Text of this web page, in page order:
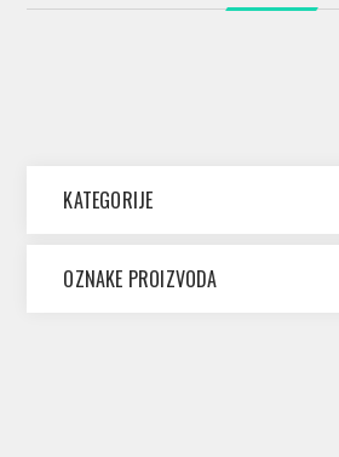
KATEGORIJE
OZNAKE PROIZVODA